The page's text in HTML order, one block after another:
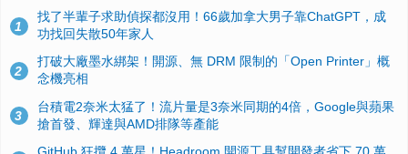
1
找了半輩子求助偵探都沒用！66歲加拿大男子靠ChatGPT，成
功找回失散50年家人
2
打破大廠墨水綁架！開源、無 DRM 限制的「Open Printer」概
念機亮相
3
台積電2奈米太猛了！流片量是3奈米同期的4倍，Google與蘋果
搶首發、輝達與AMD排隊等產能
GitHub 狂攬 4 萬星！Headroom 開源工具幫開發者省下 70 萬